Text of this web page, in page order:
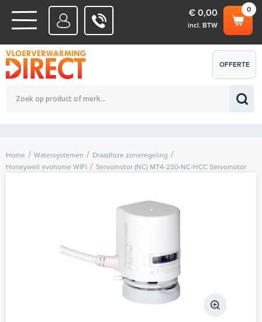
WATERSYSTEMEN
ELEKTRISCHE SYSTEMEN
0
€ 0,00
incl. BTW
Totaalbedrag (incl. BTW) € 0,00
OFFERTE
AANVRAGEN
Home Watersystemen
Draadloze zoneregeling
Honeywell evohome WIFI
Servomotor (NC) MT4-230-NC-HCC Servomotor